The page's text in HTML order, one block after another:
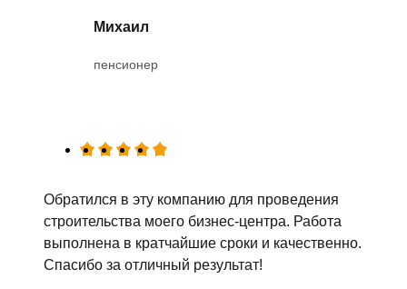
Михаил
пенсионер
Обратился в эту компанию для проведения
строительства моего бизнес-центра. Работа
выполнена в кратчайшие сроки и качественно.
Спасибо за отличный результат!